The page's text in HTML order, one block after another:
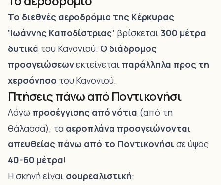
Το διεθνές αεροδρόμιο της Κέρκυρας
‘Ιωάννης Καποδίστριας’ βρίσκεται300 μέτρα
δυτικά του Κανονιού. Ο διάδρομος
προσγειώσεωνεκτείνεται παράλληλα προς τη
χερσόνησο του Κανονιού.
Πτήσεις πάνω από Ποντικονήσι
Λόγω προσέγγισης από νότια (από τη
θάλασσα), τα αεροπλάνα προσγειώνονται
απευθείας πάνω από το Ποντικονήσι σε ύψος
40-60 μέτρα!
Η σκηνή είναι σουρεαλιστική: